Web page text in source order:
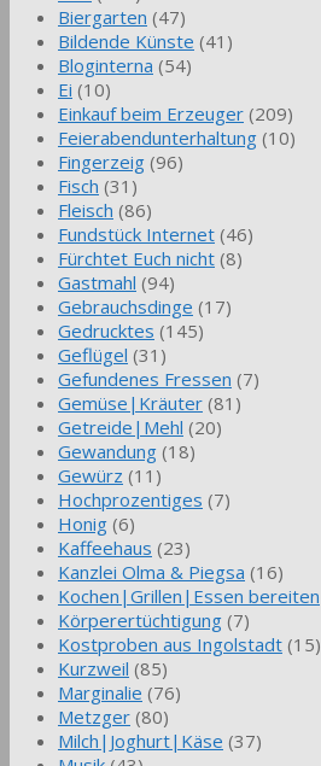
Biergarten (47)
Bildende Künste (41)
Bloginterna (54)
Ei (10)
Einkauf beim Erzeuger (209)
Feierabendunterhaltung (10)
Fingerzeig (96)
Fisch (31)
Fleisch (86)
Fundstück Internet (46)
Fürchtet Euch nicht (8)
Gastmahl (94)
Gebrauchsdinge (17)
Gedrucktes (145)
Geflügel (31)
Gefundenes Fressen (7)
Gemüse|Kräuter (81)
Getreide|Mehl (20)
Gewandung (18)
Gewürz (11)
Hochprozentiges (7)
Honig (6)
Kaffeehaus (23)
Kanzlei Olma & Piegsa (16)
Kochen|Grillen|Essen bereiten
Körperertüchtigung (7)
Kostproben aus Ingolstadt (15)
Kurzweil (85)
Marginalie (76)
Metzger (80)
Milch|Joghurt|Käse (37)